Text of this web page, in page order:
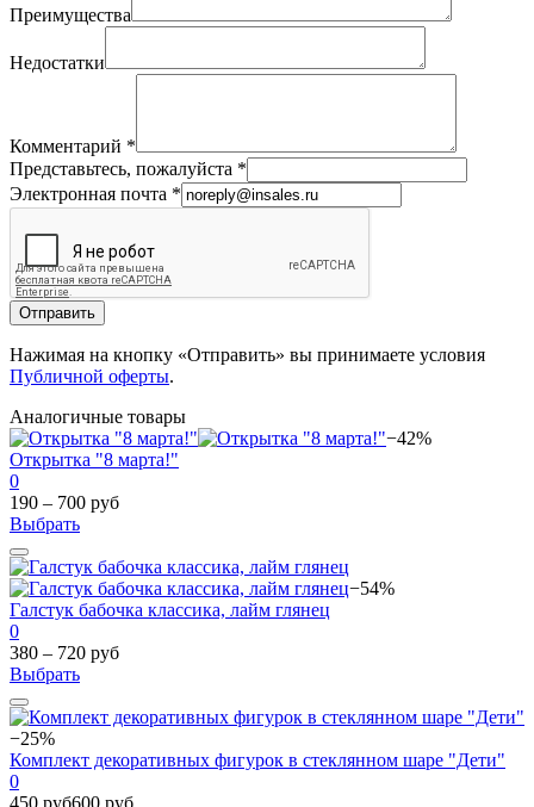
Преимущества
Недостатки
Комментарий *
Представьтесь, пожалуйста *
Электронная почта *
Отправить
Нажимая на кнопку «Отправить» вы принимаете условия
Публичной оферты.
Аналогичные товары
−42%
Открытка "8 марта!"
0
190 – 700 руб
Выбрать
−54%
Галстук бабочка классика, лайм глянец
0
380 – 720 руб
Выбрать
−25%
Комплект декоративных фигурок в стеклянном шаре "Дети"
0